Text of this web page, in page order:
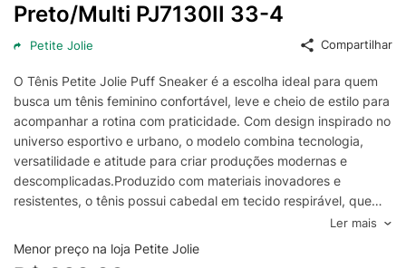
Preto/Multi PJ7130II 33-4
Petite Jolie Compartilhar
O Tênis Petite Jolie Puff Sneaker é a escolha ideal para quem
busca um tênis feminino confortável, leve e cheio de estilo para
acompanhar a rotina com praticidade. Com design inspirado no
universo esportivo e urbano, o modelo combina tecnologia,
versatilidade e atitude para criar produções modernas e
descomplicadas.Produzido com materiais inovadores e
resistentes, o tênis possui cabedal em tecido respirável, que
ajuda a manter os pés confortáveis durante todo o dia. A
espuma interna e a palmilha tecnológica macia e resistente
proporcionam amortecimento e retorno ao formato original após
Ler mais
Menor preço na loja Petite Jolie